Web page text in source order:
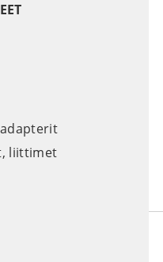
liittimet